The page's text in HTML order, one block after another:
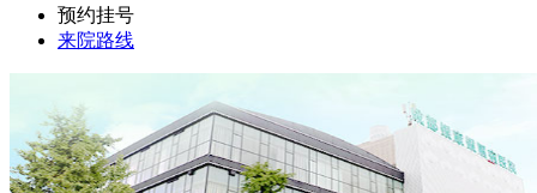
预约挂号
来院路线